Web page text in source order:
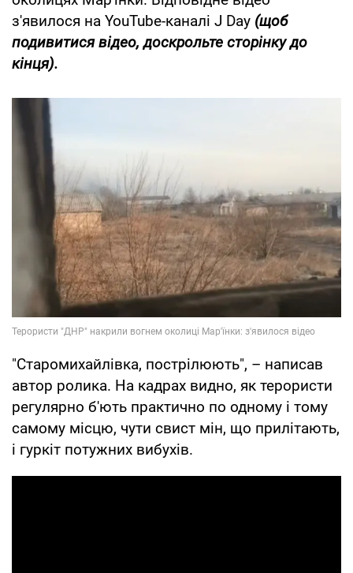
з'явилося на YouTube-каналі J Day (щоб
подивитися відео, доскрольте сторінку до
кінця).
"Старомихайлівка, пострілюють", – написав
автор ролика. На кадрах видно, як терористи
регулярно б'ють практично по одному і тому
самому місцю, чути свист мін, що прилітають,
і гуркіт потужних вибухів.